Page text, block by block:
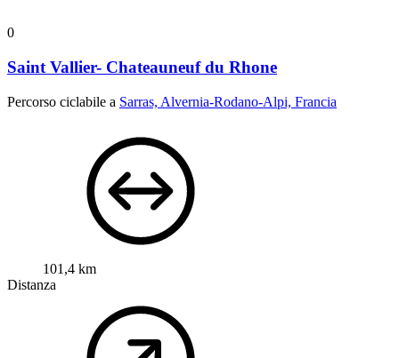
0
Saint Vallier- Chateauneuf du Rhone
Percorso ciclabile a Sarras, Alvernia-Rodano-Alpi, Francia
101,4 km
Distanza